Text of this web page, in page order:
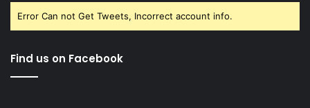
Error Can not Get Tweets, Incorrect account info.
Find us on Facebook